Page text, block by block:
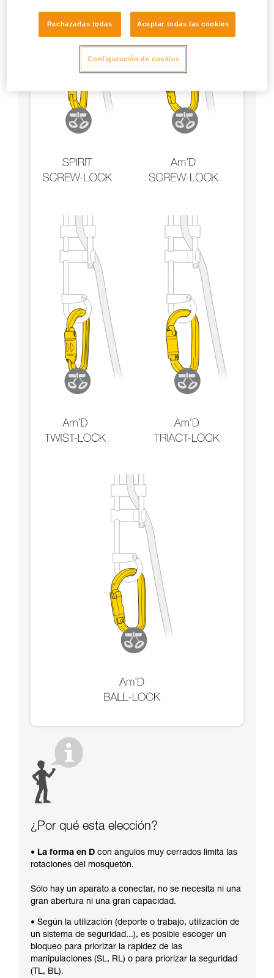
¿Por qué esta elección?
• La forma en D con ángulos muy cerrados limita las
rotaciones del mosquetón.
Sólo hay un aparato a conectar, no se necesita ni una
gran abertura ni una gran capacidad.
• Según la utilización (deporte o trabajo, utilización de
un sistema de seguridad...), es posible escoger un
bloqueo para priorizar la rapidez de las
manipulaciones (SL, RL) o para priorizar la seguridad
(TL, BL).
Rechazarlas todas Aceptar todas las cookies
Configuración de cookies